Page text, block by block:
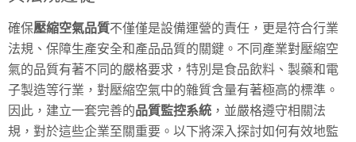
確保壓縮空氣品質不僅僅是設備運營的責任，更是符合行業
法規、保障生產安全和產品品質的關鍵。不同產業對壓縮空
氣的品質有著不同的嚴格要求，特別是食品飲料、製藥和電
子製造等行業，對壓縮空氣中的雜質含量有著極高的標準。
因此，建立一套完善的品質監控系統 ，並嚴格遵守相關法
規，對於這些企業至關重要。以下將深入探討如何有效地監